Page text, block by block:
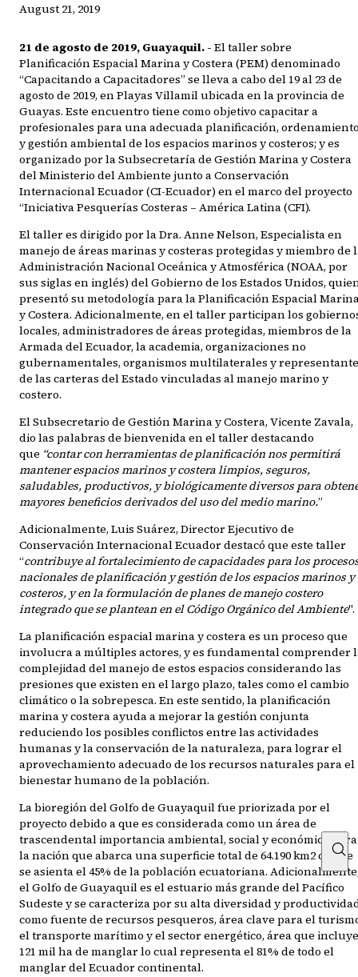
August 21, 2019
21 de agosto de 2019, Guayaquil. - El taller sobre
Planificación Espacial Marina y Costera (PEM) denominado
“Capacitando a Capacitadores” se lleva a cabo del 19 al 23 de
agosto de 2019, en Playas Villamil ubicada en la provincia de
Guayas. Este encuentro tiene como objetivo capacitar a
profesionales para una adecuada planificación,
y gestión ambiental de los espacios marinos y costeros; y es
organizado por la Subsecretaría de Gestión Marina y Costera
del Ministerio del Ambiente junto a Conservación
Internacional Ecuador (CI-Ecuador) en el marco del proyecto
“Iniciativa Pesquerías Costeras – América Latina (CFI).
El taller es dirigido por la Dra. Anne Nelson, Especialista en
manejo de áreas marinas y costeras protegidas y miembro de
Administración Nacional Oceánica y Atmosférica (NOAA, por
sus siglas en inglés) del Gobierno de los Estados Unidos,
presentó su metodología para la Planificación Espacial
y Costera. Adicionalmente, en el taller participan los
locales, administradores de áreas protegidas, miembros de la
Armada del Ecuador, la academia, organizaciones no
gubernamentales, organismos multilaterales y
de las carteras del Estado vinculadas al manejo marino y
costero.
El Subsecretario de Gestión Marina y Costera, Vicente Zavala,
dio las palabras de bienvenida en el taller destacando
que “contar con herramientas de planificación nos permitirá
mantener espacios marinos y costera limpios, seguros,
saludables, productivos, y biológicamente diversos para
mayores beneficios derivados del uso del medio marino.”
Adicionalmente, Luis Suárez, Director Ejecutivo de
Conservación Internacional Ecuador destacó que este taller
“contribuye al fortalecimiento de capacidades para los
nacionales de planificación y gestión de los espacios marinos y
costeros, y en la formulación de planes de manejo costero
integrado que se plantean en el Código Orgánico del Ambiente".
La planificación espacial marina y costera es un proceso que
involucra a múltiples actores, y es fundamental comprender
complejidad del manejo de estos espacios considerando las
presiones que existen en el largo plazo, tales como el cambio
climático o la sobrepesca. En este sentido, la planificación
marina y costera ayuda a mejorar la gestión conjunta
reduciendo los posibles conflictos entre las actividades
humanas y la conservación de la naturaleza, para lograr el
aprovechamiento adecuado de los recursos naturales para el
bienestar humano de la población.
La bioregión del Golfo de Guayaquil fue priorizada por el
proyecto debido a que es considerada como un área de
trascendental importancia ambiental, social y económica para
la nación que abarca una superficie total de 64.190 km2 donde
se asienta el 45% de la población ecuatoriana.
el Golfo de Guayaquil es el estuario más grande del Pacífico
Sudeste y se caracteriza por su alta diversidad y
como fuente de recursos pesqueros, área clave para el
el transporte marítimo y el sector energético, área que incluye
121 mil ha de manglar lo cual representa el 81% de todo el
manglar del Ecuador continental.